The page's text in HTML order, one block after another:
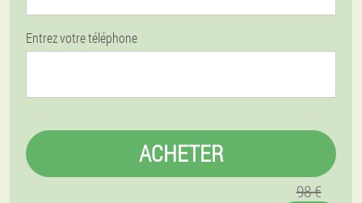
Entrez votre téléphone
ACHETER
98 €